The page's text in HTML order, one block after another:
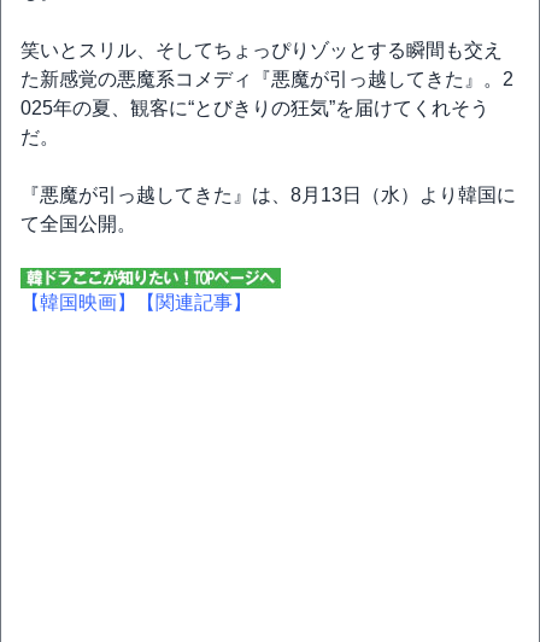
笑いとスリル、そしてちょっぴりゾッとする瞬間も交え
た新感覚の悪魔系コメディ『悪魔が引っ越してきた』。2
025年の夏、観客に“とびきりの狂気”を届けてくれそう
だ。
『悪魔が引っ越してきた』は、8月13日（水）より韓国に
て全国公開。
【韓国映画】 【関連記事】